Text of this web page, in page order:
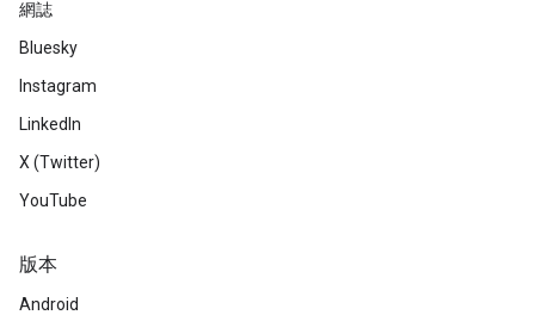
網誌
Bluesky
Instagram
LinkedIn
X (Twitter)
YouTube
版本
Android